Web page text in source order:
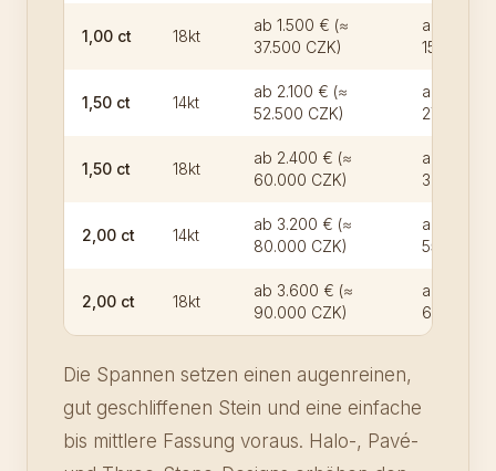
1,00 ct 18kt
ab 1.500 € (≈
37.500 CZK)
ab 6.000
150.000
1,50 ct 14kt
ab 2.100 € (≈
52.500 CZK)
ab 11.000
275.000
1,50 ct 18kt
ab 2.400 € (≈
60.000 CZK)
ab
300.000
2,00 ct 14kt
ab 3.200 € (≈
80.000 CZK)
ab
550.000
2,00 ct 18kt
ab 3.600 € (≈
90.000 CZK)
ab
600.000
Die Spannen setzen einen augenreinen,
gut geschliffenen Stein und eine einfache
bis mittlere Fassung voraus. Halo-, Pavé-